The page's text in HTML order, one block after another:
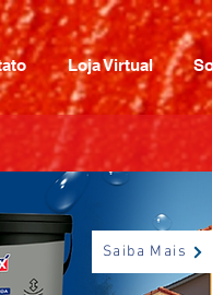
Loja Virtual
Saiba Mais